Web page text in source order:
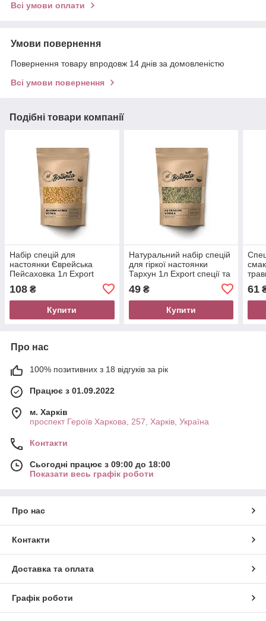
Всі умови оплати
Умови повернення
Повернення товару впродовж 14 днів за домовленістю
Всі умови повернення
Подібні товари компанії
Набір спецій для
настоянки Єврейська
Пейсаховка 1л Export
настоянки
108 ₴
Купити
Натуральний набір спецій
для гіркої настоянки
Тархун 1л Export спеції та
настоянок
49₴
Купити
61
Про нас
100% позитивних з 18 відгуків за рік
Працює з 01.09.2022
м. Харків
проспект Героїв Харкова, 257, Харків, Україна
Контакти
Сьогодні працює з 09:00 до 18:00
Показати весь графік роботи
Про нас
Контакти
Доставка та оплата
Графік роботи